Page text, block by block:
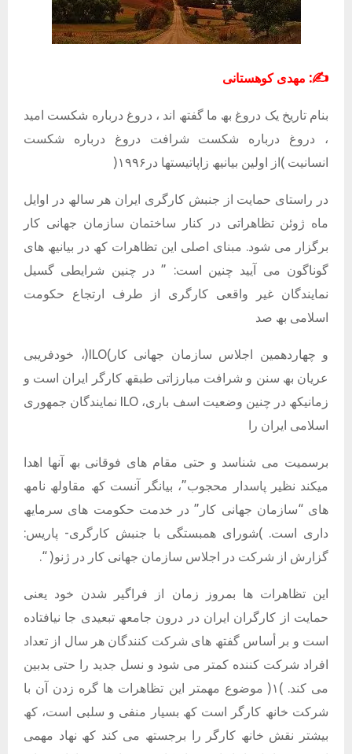
✍️
: مھدی کوھستانی
بنام تاریخ یک دروغ بھ ما گفتھ اند ، دروغ درباره شکست امید
، دروغ درباره شکست شرافت دروغ درباره شکست
انسانیت )از اولین بیانیھ زاپاتیستھا در١٩٩۶(
در راستای حمایت از جنبش کارگری ایران ھر سالھ در اوایل
ماه ژوئن تظاھراتی در کنار ساختمان سازمان جھانی کار
برگزار می شود. مبنای اصلی این تظاھرات کھ در بیانیھ ھای
گوناگون می آیید چنین است: ” در چنین شرایطی گسیل
نمایندگان غیر واقعی کارگری از طرف ارتجاع حکومت
اسلامی بھ صد
و چھاردھمین اجلاس سازمان جھانی کار)ILO(، خودفریبی
عریان بھ سنن و شرافت مبارزاتی طبقھ کارگر ایران است و
زمانیکھ در چنین وضعیت اسف باری، ILO نمایندگان جمھوری
اسلامی ایران را
برسمیت می شناسد و حتی مقام ھای فوقانی بھ آنھا اھدا
میکند نظیر پاسدار محجوب”، بیانگر آنست کھ مقاولھ نامھ
ھای “سازمان جھانی کار” در خدمت حکومت ھای سرمایھ
داری است. )شورای ھمبستگی با جنبش کارگری- پاریس:
گزارش از شرکت در اجلاس سازمان جھانی کار در ژنو( “.
این تظاھرات ھا بمروز زمان از فراگیر شدن خود یعنی
حمایت از کارگران ایران در درون جامعھ تبعیدی جا نیافتاده
است و بر أساس گفتھ ھای شرکت کنندگان ھر سال از تعداد
افراد شرکت کننده کمتر می شود و نسل جدید را حتی بدبین
می کند. )١( موضوع مھمتر این تظاھرات ھا گره زدن آن با
شرکت خانھ کارگر است کھ بسیار منفی و سلبی است، کھ
بیشتر نقش خانھ کارگر را برجستھ می کند کھ نھاد مھمی